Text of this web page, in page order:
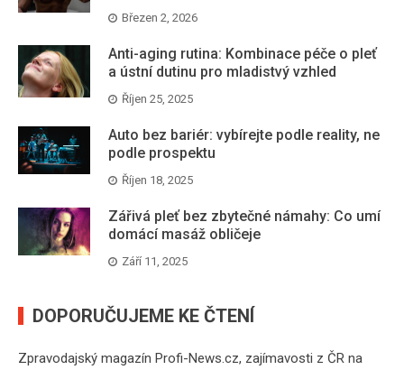
Březen 2, 2026
Anti-aging rutina: Kombinace péče o pleť
a ústní dutinu pro mladistvý vzhled
Říjen 25, 2025
Auto bez bariér: vybírejte podle reality, ne
podle prospektu
Říjen 18, 2025
Zářivá pleť bez zbytečné námahy: Co umí
domácí masáž obličeje
Září 11, 2025
DOPORUČUJEME KE ČTENÍ
Zpravodajský magazín Profi-News.cz, zajímavosti z ČR na